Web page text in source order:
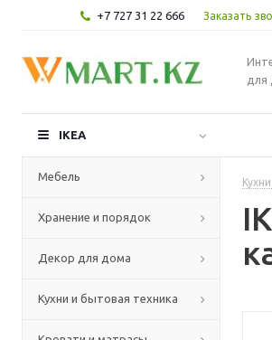
+7 727 31 22 666 Заказать
для
IKEA
Мебель
Хранение и порядок
Декор для дома
Кухни и бытовая техника